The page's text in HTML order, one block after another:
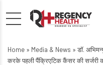
डॉ. अभिमन्यु
Home » Media & News » डॉ.
करके पहली पैंक्रिएटिक कैंसर की सर्जरी